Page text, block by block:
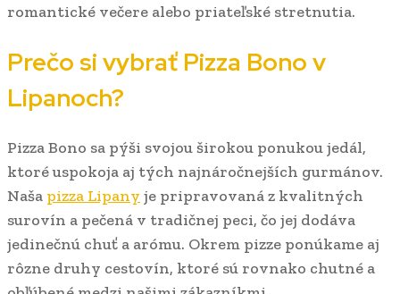
romantické večere alebo priateľské stretnutia.
Prečo si vybrať Pizza Bono v
Lipanoch?
Pizza Bono sa pýši svojou širokou ponukou jedál,
ktoré uspokoja aj tých najnáročnejších gurmánov.
Naša pizza Lipany je pripravovaná z kvalitných
surovín a pečená v tradičnej peci, čo jej dodáva
jedinečnú chuť a arómu. Okrem pizze ponúkame aj
rôzne druhy cestovín, ktoré sú rovnako chutné a